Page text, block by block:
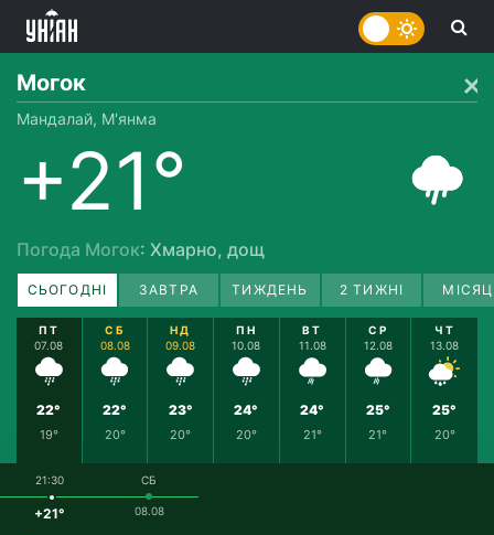
Могок
Мандалай, М'янма
+21°
Погода Могок: Хмарно, дощ
СЬОГОДНІ ЗАВТРА ТИЖДЕНЬ 2 ТИЖНІ
ПТ
07.08
22°
19°
СБ
08.08
22°
20°
НД
09.08
23°
20°
ПН
10.08
24°
20°
ВТ
11.08
24°
21°
СР
12.08
25°
21°
ЧТ
13.08
25°
20°
21:30
+21°
СБ
08.08